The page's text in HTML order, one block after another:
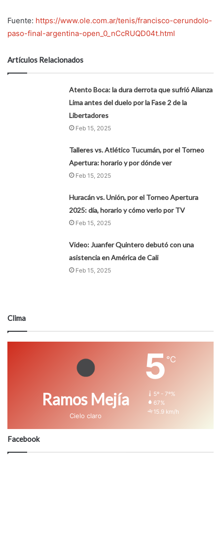
Fuente: https://www.ole.com.ar/tenis/francisco-cerundolo-
paso-final-argentina-open_0_nCcRUQD04t.html
Artículos Relacionados
Atento Boca: la dura derrota que sufrió Alianza
Lima antes del duelo por la Fase 2 de la
Libertadores
Feb 15, 2025
Talleres vs. Atlético Tucumán, por el Torneo
Apertura: horario y por dónde ver
Feb 15, 2025
Huracán vs. Unión, por el Torneo Apertura
2025: día, horario y cómo verlo por TV
Feb 15, 2025
Video: Juanfer Quintero debutó con una
asistencia en América de Cali
Feb 15, 2025
Clima
Ramos Mejía
Cielo claro
5 ℃
5º - 7º%
67%
15.9 km/h
Facebook